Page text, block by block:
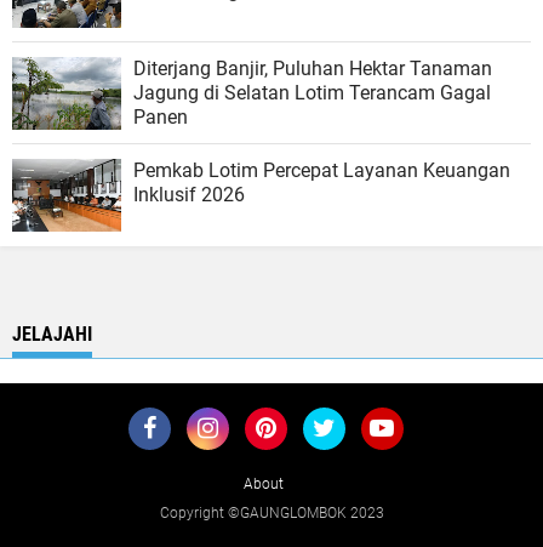
Diterjang Banjir, Puluhan Hektar Tanaman
Jagung di Selatan Lotim Terancam Gagal
Panen
Pemkab Lotim Percepat Layanan Keuangan
Inklusif 2026
JELAJAHI
About
Copyright ©GAUNGLOMBOK 2023